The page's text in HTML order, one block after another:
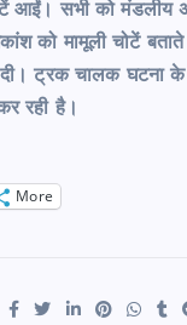
आईं। सभी को मंडलीय
को मामूली चोटें
ट्रक चालक घटना के
रही है।
More